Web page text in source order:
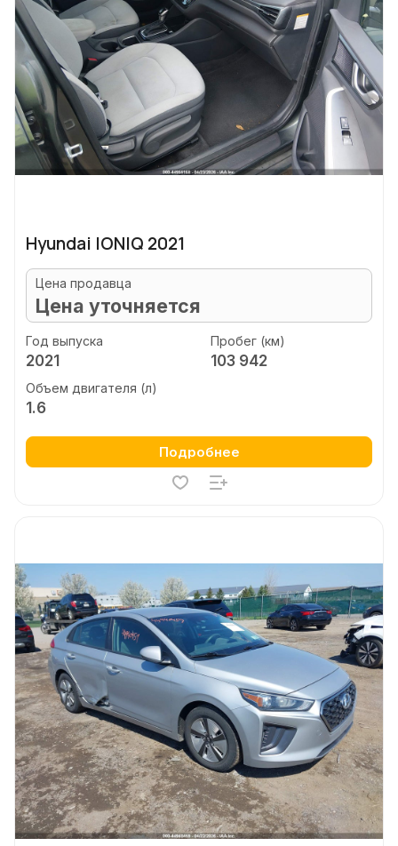
Hyundai IONIQ 2021
Цена продавца
Цена уточняется
Год выпуска
2021
Пробег (км)
103 942
Объем двигателя (л)
1.6
Подробнее